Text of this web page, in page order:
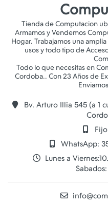
Tienda de Computacion
Armamos y Vendemos
Hogar. Trabajamos una
usos y todo tipo de
Todo lo que necesitas en
Cordoba.. Con 23 Años de
Bv. Arturo Illia 545 (a 1
WhatsApp:
Lunes a